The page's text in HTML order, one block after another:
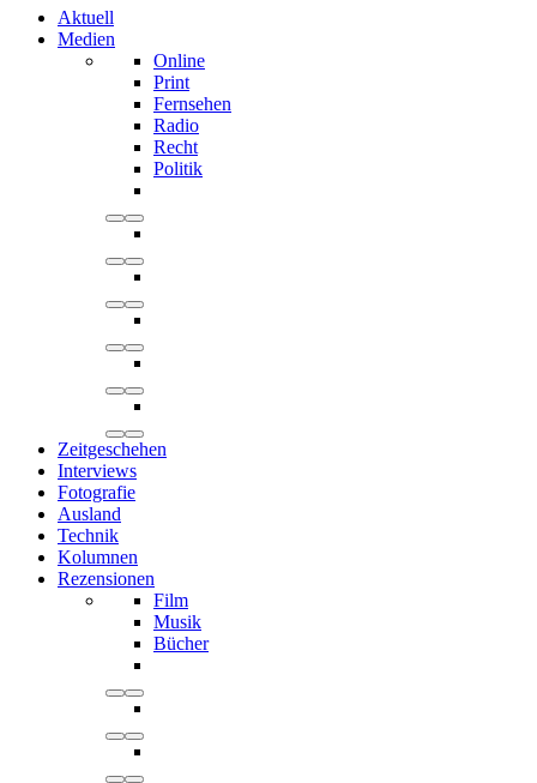
Aktuell
Medien
Online
Print
Fernsehen
Radio
Recht
Politik
Zeitgeschehen
Interviews
Fotografie
Ausland
Technik
Kolumnen
Rezensionen
Film
Musik
Bücher